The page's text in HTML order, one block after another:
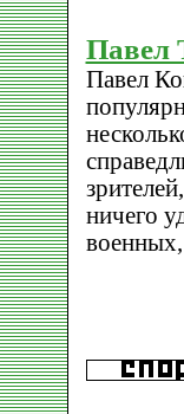
Павел
Павел
ничего